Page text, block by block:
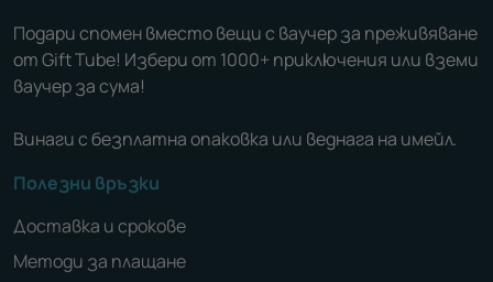
Подари спомен вместо вещи с ваучер за преживяване
от Gift Tube! Избери от 1000+ приключения или вземи
ваучер за сума!
Винаги с безплатна опаковка или веднага на имейл.
Полезни връзки
Доставка и срокове
Методи за плащане